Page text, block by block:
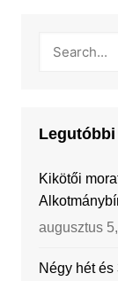
Kikötői
augusztus
Négy hét